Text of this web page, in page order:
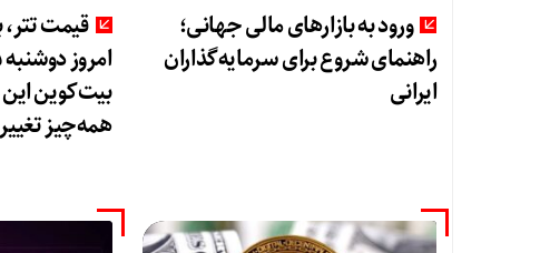
ورود به بازارهای مالی جهانی؛
راهنمای شروع برای سرمایه‌گذاران
ایرانی
قیمت
بیت‌کوین
همه‌چیز